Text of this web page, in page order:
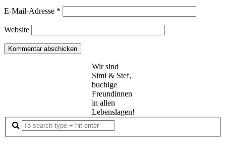
E-Mail-Adresse *
Website
Wir sind
Simi & Stef,
buchige
Freundinnen
in allen
Lebenslagen!